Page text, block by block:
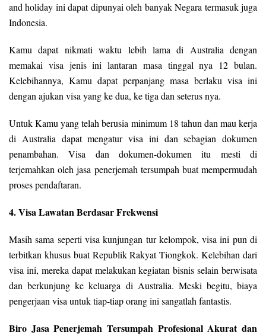
and holiday ini dapat dipunyai oleh banyak Negara termasuk juga
Indonesia.
Kamu dapat nikmati waktu lebih lama di Australia dengan
memakai visa jenis ini lantaran masa tinggal nya 12 bulan.
Kelebihannya, Kamu dapat perpanjang masa berlaku visa ini
dengan ajukan visa yang ke dua, ke tiga dan seterus nya.
Untuk Kamu yang telah berusia minimum 18 tahun dan mau kerja
di Australia dapat mengatur visa ini dan sebagian dokumen
penambahan. Visa dan dokumen-dokumen itu mesti di
terjemahkan oleh jasa penerjemah tersumpah buat mempermudah
proses pendaftaran.
4. Visa Lawatan Berdasar Frekwensi
Masih sama seperti visa kunjungan tur kelompok, visa ini pun di
terbitkan khusus buat Republik Rakyat Tiongkok. Kelebihan dari
visa ini, mereka dapat melakukan kegiatan bisnis selain berwisata
dan berkunjung ke keluarga di Australia. Meski begitu, biaya
pengerjaan visa untuk tiap-tiap orang ini sangatlah fantastis.
Biro Jasa Penerjemah Tersumpah Profesional Akurat dan